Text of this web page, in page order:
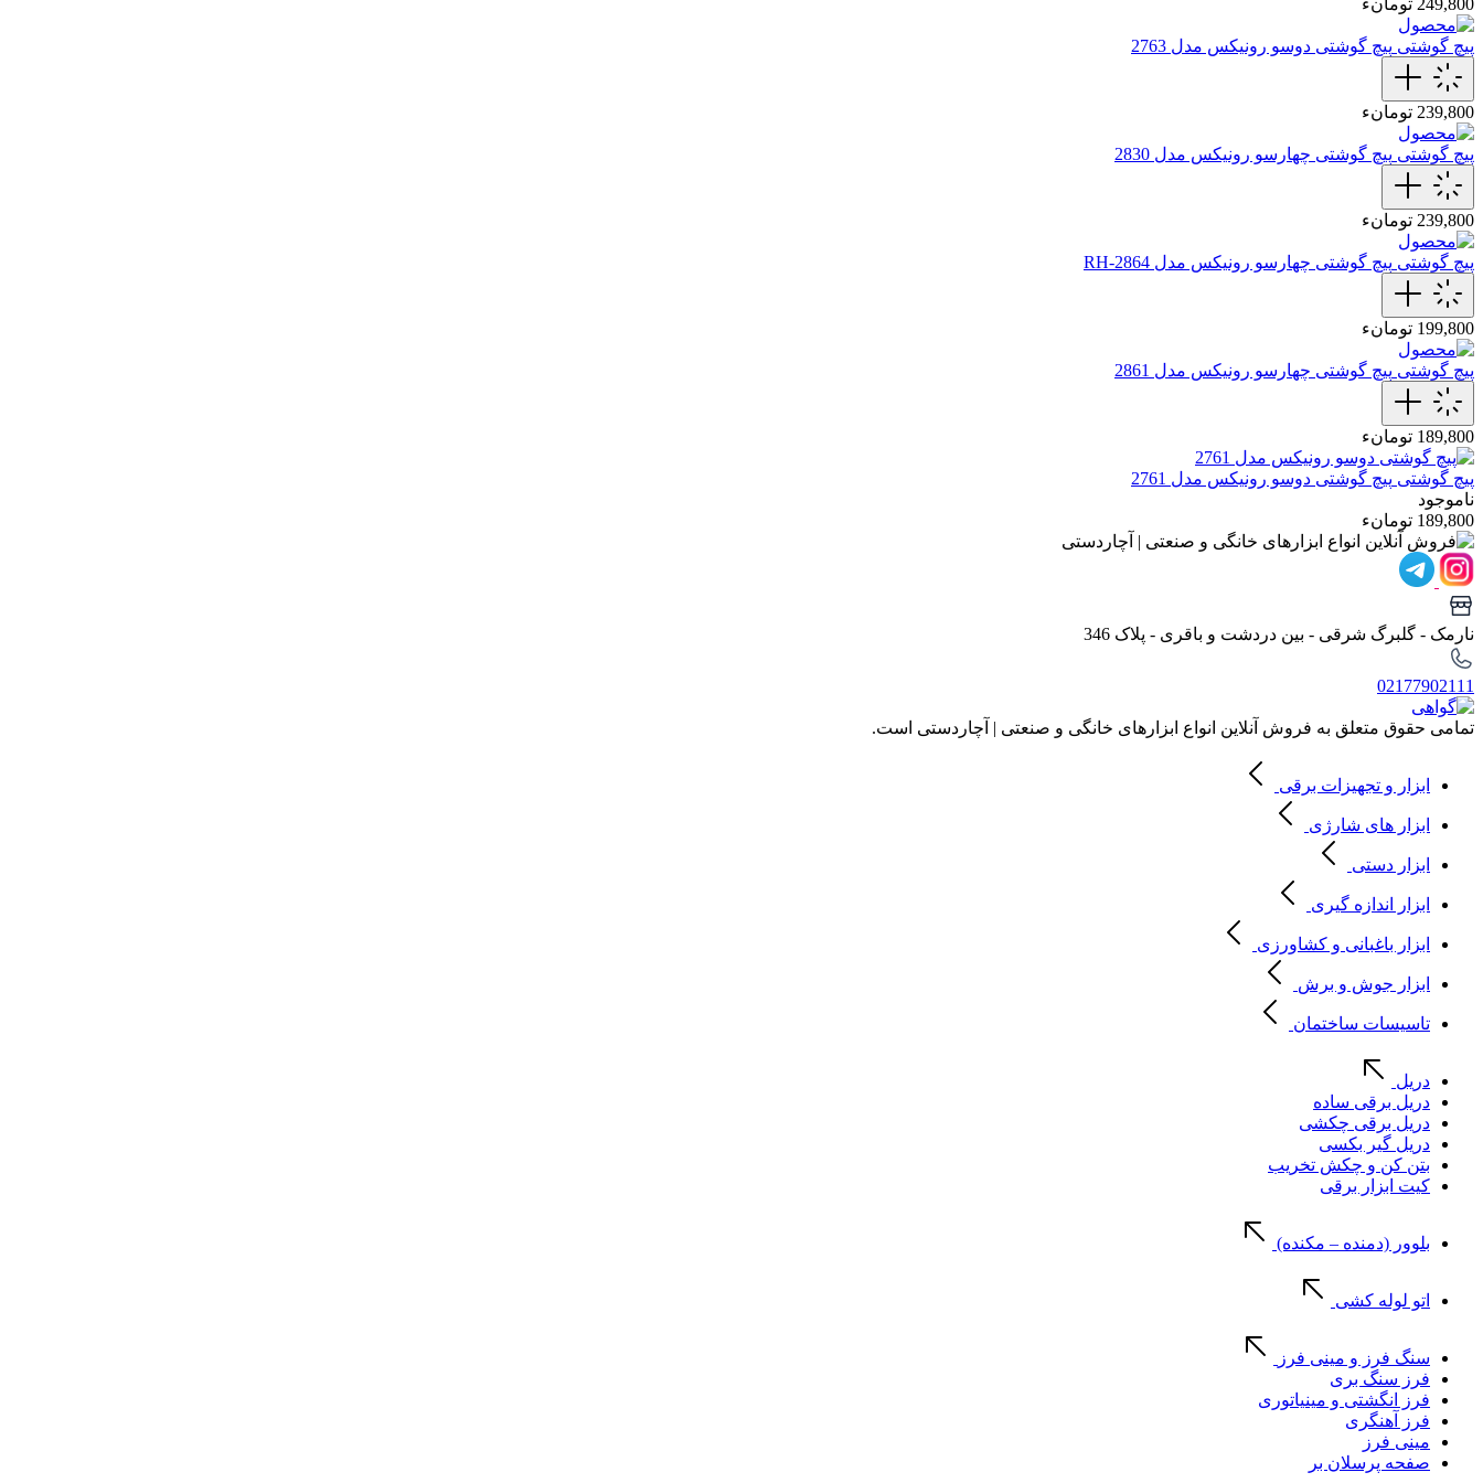
پیچ گوشتی پیچ گوشتی دوسو رونیکس مدل 2763
239,800 تومانء
پیچ گوشتی پیچ گوشتی چهارسو رونیکس مدل 2830
239,800 تومانء
پیچ گوشتی پیچ گوشتی چهارسو رونیکس مدل RH-2864
199,800 تومانء
پیچ گوشتی پیچ گوشتی چهارسو رونیکس مدل 2861
189,800 تومانء
پیچ گوشتی پیچ گوشتی دوسو رونیکس مدل 2761
ناموجود
189,800 تومانء
نارمک - گلبرگ شرقی - بین دردشت و باقری - پلاک 346
02177902111
تمامی حقوق متعلق به فروش آنلاین انواع ابزارهای خانگی و صنعتی | آچاردستی است.
ابزار و تجهیزات برقی
ابزار های شارژی
ابزار دستی
ابزار اندازه گیری
ابزار باغبانی و کشاورزی
ابزار جوش و برش
تاسیسات ساختمان
دریل
دریل برقی ساده
دریل برقی چکشی
دریل گیر بکسی
بتن کن و چکش تخریب
کیت ابزار برقی
بلوور (دمنده – مکنده)
اتو لوله کشی
سنگ فرز و مینی فرز
فرز سنگ بری
فرز انگشتی و مینیاتوری
فرز آهنگری
مینی فرز
صفحه پرسلان بر